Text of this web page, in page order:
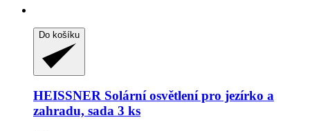
Do košíku
HEISSNER Solární osvětlení pro jezírko a
zahradu, sada 3 ks